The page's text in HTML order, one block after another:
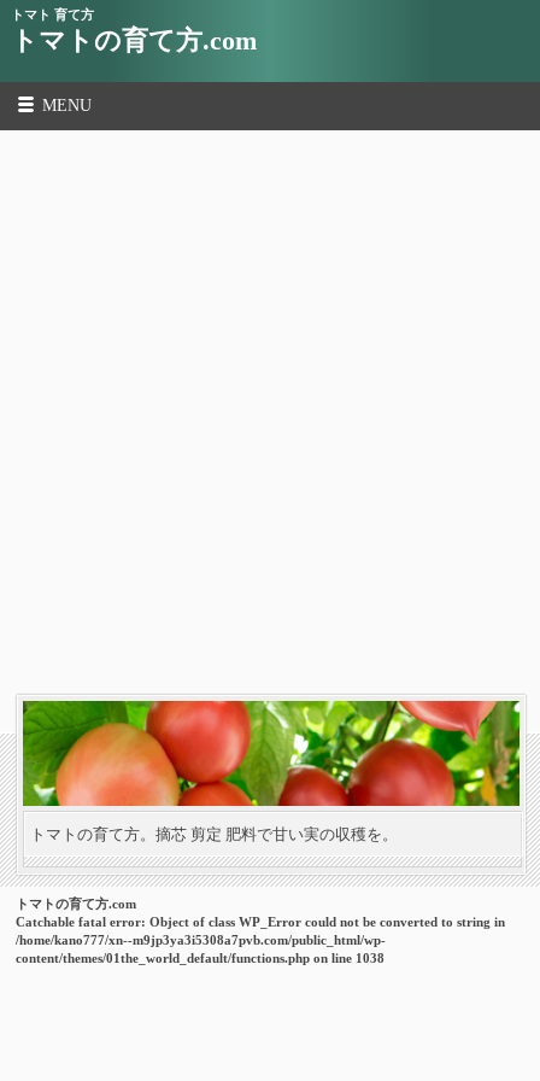
トマト 育て方
トマトの育て方.com
MENU
トマトの育て方。摘芯 剪定 肥料で甘い実の収穫を。
トマトの育て方.com
Catchable fatal error: Object of class WP_Error could not be converted to string in
/home/kano777/xn--m9jp3ya3i5308a7pvb.com/public_html/wp-
content/themes/01the_world_default/functions.php on line 1038